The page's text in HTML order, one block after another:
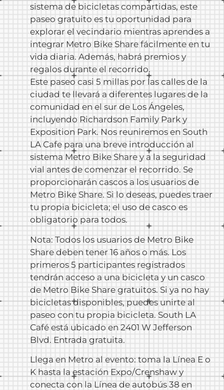
sistema de bicicletas compartidas, este
paseo gratuito es tu oportunidad para
explorar el vecindario mientras aprendes a
integrar Metro Bike Share fácilmente en tu
vida diaria. Además, habrá premios y
regalos durante el recorrido.
Este paseo casi 5 millas por las calles de la
ciudad te llevará a diferentes lugares de la
comunidad en el sur de Los Ángeles,
incluyendo Richardson Family Park y
Exposition Park. Nos reuniremos en South
LA Cafe para una breve introducción al
sistema Metro Bike Share y a la seguridad
vial antes de comenzar el recorrido. Se
proporcionarán cascos a los usuarios de
Metro Bike Share. Si lo deseas, puedes traer
tu propia bicicleta; el uso de casco es
obligatorio para todos.
Nota: Todos los usuarios de Metro Bike
Share deben tener 16 años o más. Los
primeros 5 participantes registrados
tendrán acceso a una bicicleta y un casco
de Metro Bike Share gratuitos. Si ya no hay
bicicletas disponibles, puedes unirte al
paseo con tu propia bicicleta. South LA
Café está ubicado en 2401 W Jefferson
Blvd. Entrada gratuita.
Llega en Metro al evento: toma la Línea E o
K hasta la estación Expo/Crenshaw y
conecta con la Línea de autobús 38 en